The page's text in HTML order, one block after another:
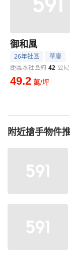
御和風
26年社區
華廈
距離本社區約 42 公尺
49.2 萬/坪
附近搶手物件